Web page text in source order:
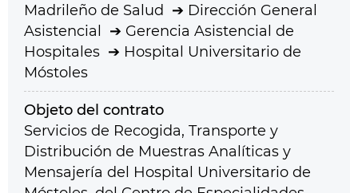
Madrileño de Salud
Dirección General
Asistencial
Gerencia Asistencial de
Hospitales
Hospital Universitario de
Móstoles
Objeto del contrato
Servicios de Recogida, Transporte y
Distribución de Muestras Analíticas y
Mensajería del Hospital Universitario de